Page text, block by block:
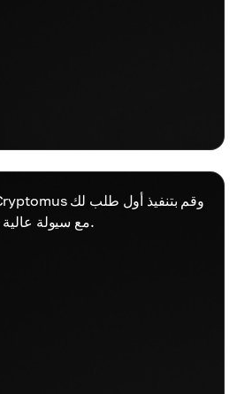
مع سيولة عالية وواجهة سهلة الاستخدام.